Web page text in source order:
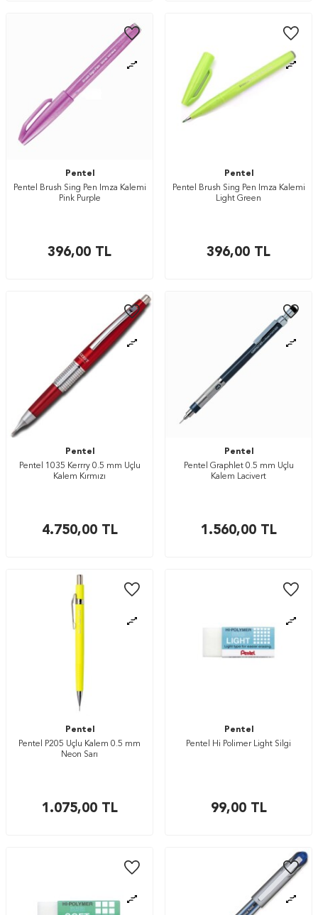
Pentel
Pentel Brush Sing Pen İmza Kalemi
Pink Purple
396,00 TL
Pentel
Pentel Brush Sing Pen İmza Kalemi
Light Green
396,00 TL
Pentel
Pentel 1035 Kerrry 0.5 mm Uçlu
Kalem Kırmızı
4.750,00TL
Pentel
Pentel Graphlet 0.5 mm Uçlu
Kalem Lacivert
1.560,00TL
Pentel
Pentel P205 Uçlu Kalem 0.5 mm
Neon Sarı
1.075,00TL
Pentel
Pentel Hi Polimer Light Silgi
99,00TL